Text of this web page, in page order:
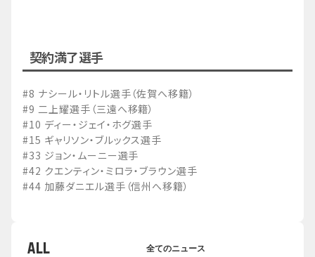
契約満了選手
#8 ナシール・リトル選手（佐賀へ移籍）
#9 二上耀選手（三遠へ移籍）
#10 ディー・ジェイ・ホグ選手
#15 ギャリソン・ブルックス選手
#33 ジョン・ムーニー選手
#42 クエンティン・ミロラ・ブラウン選手
#44 加藤ダニエル選手（信州へ移籍）
ALL 全てのニュース